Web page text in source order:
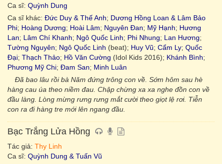
Ca sĩ: Quỳnh Dung
Ca sĩ khác: Đức Duy & Thế Anh; Dương Hồng Loan & Lâm Bảo
Phi; Hoàng Dương; Hoài Lâm; Nguyên Đan; Mỹ Hạnh; Hương
Lan; Lâm Chí Khanh; Ngô Quốc Linh; Phi Nhung; Lan Hương;
Tường Nguyên; Ngô Quốc Linh (beat); Huy Vũ; Cẩm Ly; Quốc
Đại; Thạch Thảo; Hồ Văn Cường (Idol Kids 2016); Khánh Bình;
Phương Mỹ Chi; Đam San; Minh Luân
Đã bao lâu rồi bà Năm đứng trông con về. Sớm hôm sau hè
hàng cau úa theo niềm đau. Chập chừng xa xa nghe đồn con về
đầu làng. Lòng mừng rưng rưng mắt cười theo giọt lệ rơi. Tiễn
con ra đi hàng tre mới lên ngang đầu.
Bạc Trắng Lửa Hồng
Tác giả: Thy Linh
Ca sĩ: Quỳnh Dung & Tuấn Vũ